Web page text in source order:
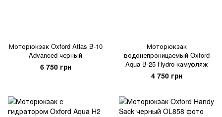
Моторюкзак Oxford Atlas B-10
Advanced черный
6 750 грн
Моторюкзак
водонепроницаемый Oxford
Aqua B-25 Hydro камуфляж
4 750 грн